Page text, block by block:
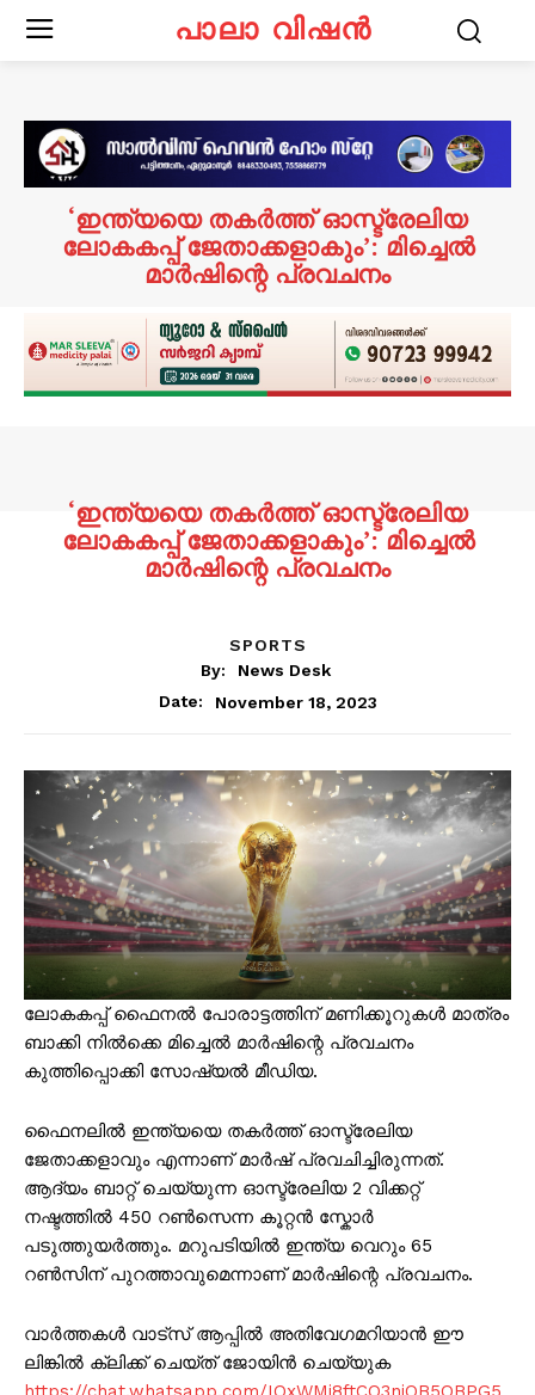
പാലാ വിഷൻ
‘ഇന്ത്യയെ തകർത്ത് ഓസ്ട്രേലിയ
ലോകകപ്പ് ജേതാക്കളാകും’: മിച്ചെൽ
മാർഷിന്റെ പ്രവചനം
‘ഇന്ത്യയെ തകർത്ത് ഓസ്ട്രേലിയ
ലോകകപ്പ് ജേതാക്കളാകും’: മിച്ചെൽ
മാർഷിന്റെ പ്രവചനം
SPORTS
By:
News Desk
Date:
November 18, 2023
ലോകകപ്പ് ഫൈനൽ പോരാട്ടത്തിന് മണിക്കൂറുകൾ മാത്രം
ബാക്കി നിൽക്കെ മിച്ചെൽ മാർഷിന്റെ പ്രവചനം
കുത്തിപ്പൊക്കി സോഷ്യൽ മീഡിയ.
ഫൈനലിൽ ഇന്ത്യയെ തകർത്ത് ഓസ്ട്രേലിയ
ജേതാക്കളാവും എന്നാണ് മാർഷ് പ്രവചിച്ചിരുന്നത്.
ആദ്യം ബാറ്റ് ചെയ്യുന്ന ഓസ്ട്രേലിയ 2 വിക്കറ്റ്
നഷ്ടത്തിൽ 450 റൺസെന്ന കൂറ്റൻ സ്കോർ
പടുത്തുയർത്തും. മറുപടിയിൽ ഇന്ത്യ വെറും 65
റൺസിന് പുറത്താവുമെന്നാണ് മാർഷിന്റെ പ്രവചനം.
വാർത്തകൾ വാട്സ് ആപ്പിൽ അതിവേഗമറിയാൻ ഈ
ലിങ്കിൽ ക്ലിക്ക് ചെയ്ത് ജോയിൻ ചെയ്യുക